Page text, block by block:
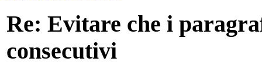
Re: Evitare che i
consecutivi